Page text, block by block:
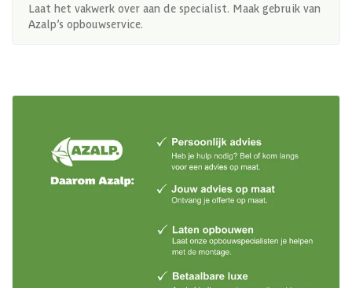
Laat het vakwerk over aan de specialist. Maak gebruik van
Azalp’s opbouwservice.